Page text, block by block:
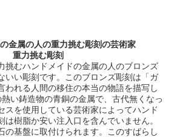
金属の人の重力挑む彫刻の芸術家
重力挑む彫刻
挑むハンドメイドの金属の人のブロンズ
いい彫刻です。このブロンズ彫刻は「ガ
われる人間の移住の本当の物語を描写し
い鋳造物の青銅の金属で、古代無くなっ
スを使用している芸術家によってハンド
は樹脂か安い注入口を含んでいません。
の基盤に取付けられます。このすばらし